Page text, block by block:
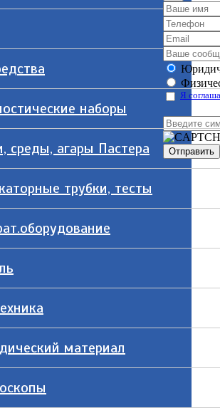
наборы
среды, агары Пастера
трубки, тесты
материал
Я